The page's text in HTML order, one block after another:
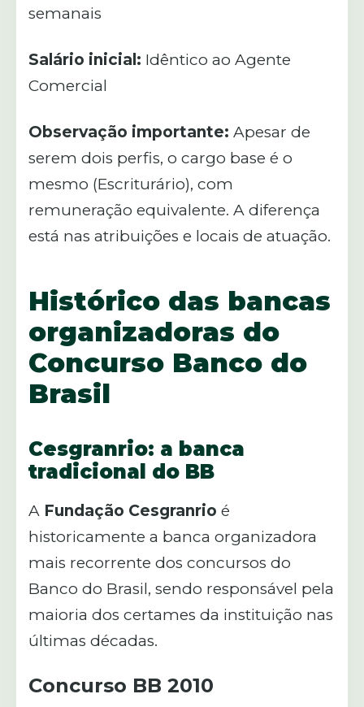
semanais
Salário inicial: Idêntico ao Agente
Comercial
Observação importante: Apesar de
serem dois perfis, o cargo base é o
mesmo (Escriturário), com
remuneração equivalente. A diferença
está nas atribuições e locais de atuação.
Histórico das bancas
organizadoras do
Concurso Banco do
Brasil
Cesgranrio: a banca
tradicional do BB
A Fundação Cesgranrio é
historicamente a banca organizadora
mais recorrente dos concursos do
Banco do Brasil, sendo responsável pela
maioria dos certames da instituição nas
últimas décadas.
Concurso BB 2010